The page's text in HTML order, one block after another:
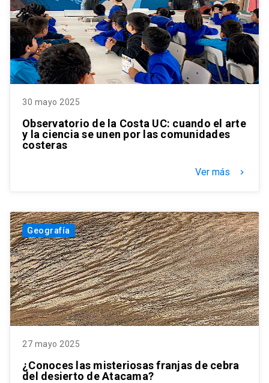
30 mayo 2025
Observatorio de la Costa UC: cuando el arte
y la ciencia se unen por las comunidades
costeras
Ver más keyboard_arrow_right
Geografía
27 mayo 2025
¿Conoces las misteriosas franjas de cebra
del desierto de Atacama?